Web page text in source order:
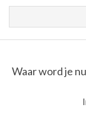
Navigation
Menu
Waar word je